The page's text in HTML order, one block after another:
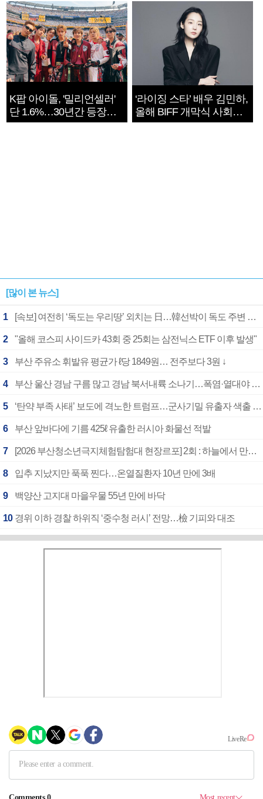
K팝 아이돌, '밀리언셀러'
단 1.6%…30년간 등장
1182개팀 전수조사
‘라이징 스타’ 배우 김민하,
올해 BIFF 개막식 사회자
확정
[많이 본 뉴스]
1 [속보] 여전히 ‘독도는 우리땅’ 외치는 日…韓선박이 독도 주변 해양조사 활동하자 반발
2 "올해 코스피 사이드카 43회 중 25회는 삼전닉스 ETF 이후 발생"
3 부산 주유소 휘발유 평균가 ℓ당 1849원… 전주보다 3원 ↓
4 부산 울산 경남 구름 많고 경남 북서내륙 소나기…폭염·열대야 계속
5 ‘탄약 부족 사태’ 보도에 격노한 트럼프…군사기밀 유출자 색출 지시
6 부산 앞바다에 기름 425ℓ 유출한 러시아 화물선 적발
7 [2026 부산청소년극지체험탐험대 현장르포] 2회 : 하늘에서 만난 얼음의 나라
8 입추 지났지만 푹푹 찐다…온열질환자 10년 만에 3배
9 백양산 고지대 마을우물 55년 만에 바닥
10 경위 이하 경찰 하위직 ‘중수청 러시’ 전망…檢 기피와 대조